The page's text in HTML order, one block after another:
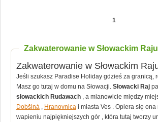
1
Zakwaterowanie w Słowackim Raju
Zakwaterowanie w Słowackim
Jeśli szukasz Paradise Holiday gdzieś za granicą,
Masz go tutaj w domu na Słowacji. Słowacki Raj
słowackich Rudawach , a mianowicie między
Dobšiná , Hranovnica i miasta Ves . Opiera się ona
wapieniu najpiękniejszych gór , która tutaj tworzy